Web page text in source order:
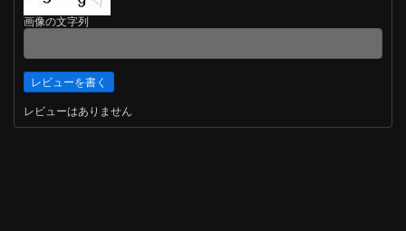
画像の文字列
レビューはありません